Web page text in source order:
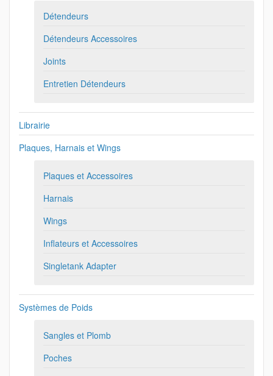
Détendeurs
Détendeurs Accessoires
Joints
Entretien Détendeurs
Librairie
Plaques, Harnais et Wings
Plaques et Accessoires
Harnais
Wings
Inflateurs et Accessoires
Singletank Adapter
Systèmes de Poids
Sangles et Plomb
Poches